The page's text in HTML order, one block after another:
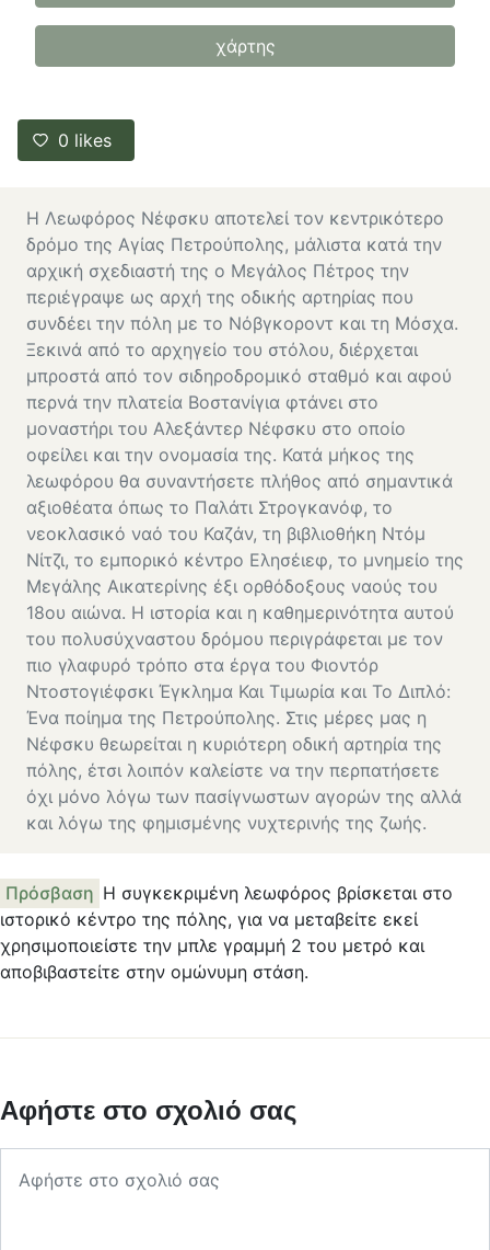
χάρτης
0 likes
Η Λεωφόρος Νέφσκυ αποτελεί τον κεντρικότερο
δρόμο της Αγίας Πετρούπολης, μάλιστα κατά την
αρχική σχεδιαστή της ο Μεγάλος Πέτρος την
περιέγραψε ως αρχή της οδικής αρτηρίας που
συνδέει την πόλη με το Νόβγκοροντ και τη Μόσχα.
Ξεκινά από το αρχηγείο του στόλου, διέρχεται
μπροστά από τον σιδηροδρομικό σταθμό και αφού
περνά την πλατεία Βοστανίγια φτάνει στο
μοναστήρι του Αλεξάντερ Νέφσκυ στο οποίο
οφείλει και την ονομασία της. Κατά μήκος της
λεωφόρου θα συναντήσετε πλήθος από σημαντικά
αξιοθέατα όπως το Παλάτι Στρογκανόφ, το
νεοκλασικό ναό του Καζάν, τη βιβλιοθήκη Ντόμ
Νίτζι, το εμπορικό κέντρο Ελησέιεφ, το μνημείο της
Μεγάλης Αικατερίνης έξι ορθόδοξους ναούς του
18ου αιώνα. Η ιστορία και η καθημερινότητα αυτού
του πολυσύχναστου δρόμου περιγράφεται με τον
πιο γλαφυρό τρόπο στα έργα του Φιοντόρ
Ντοστογιέφσκι Έγκλημα Και Τιμωρία και Το Διπλό:
Ένα ποίημα της Πετρούπολης. Στις μέρες μας η
Νέφσκυ θεωρείται η κυριότερη οδική αρτηρία της
πόλης, έτσι λοιπόν καλείστε να την περπατήσετε
όχι μόνο λόγω των πασίγνωστων αγορών της αλλά
και λόγω της φημισμένης νυχτερινής της ζωής.
Πρόσβαση Η συγκεκριμένη λεωφόρος βρίσκεται στο
ιστορικό κέντρο της πόλης, για να μεταβείτε εκεί
χρησιμοποιείστε την μπλε γραμμή 2 του μετρό και
αποβιβαστείτε στην ομώνυμη στάση.
Αφήστε στο σχολιό σας